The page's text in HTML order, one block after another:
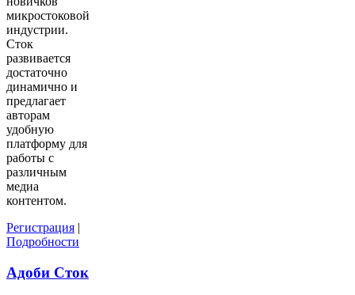
микростоковой
индустрии.
Сток
развивается
достаточно
динамично и
предлагает
авторам
удобную
платформу для
работы с
различным
медиа
контентом.
Регистрация |
Подробности
Адоби Сток